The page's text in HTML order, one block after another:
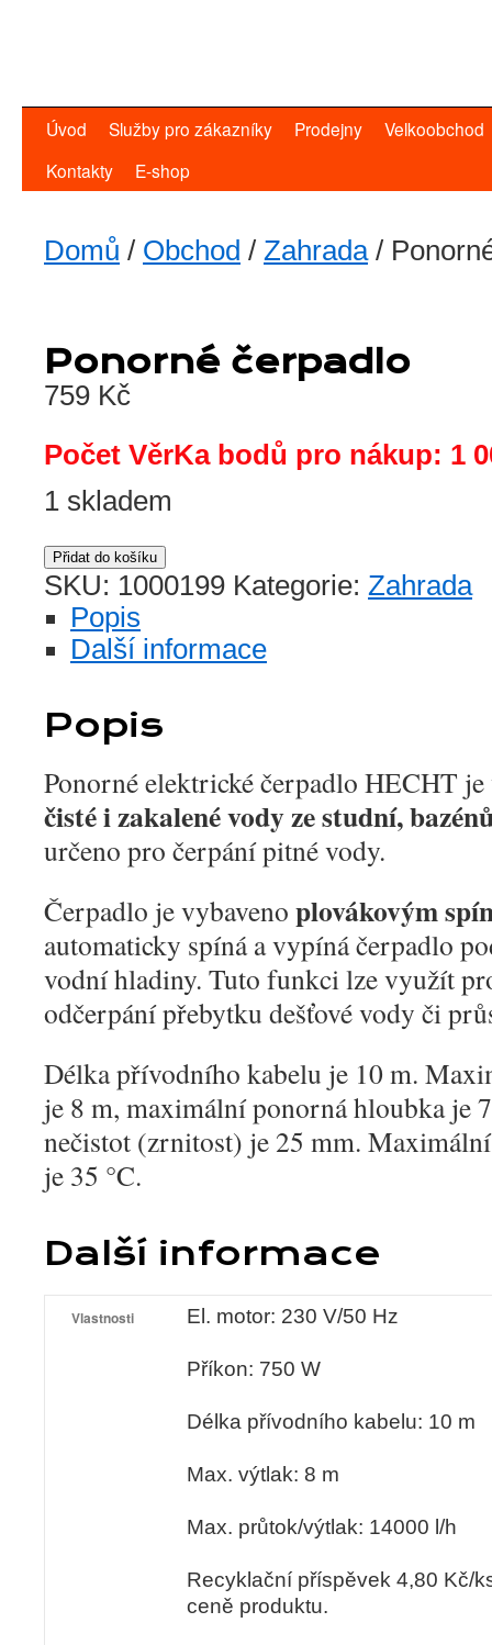
Úvod Služby pro zákazníky Prodejny
Velkoobchod
Kontakty
E-shop
Domů / Obchod / Zahrada/
Ponorné čerpadlo
759 Kč
Počet VěrKa bodů pro nákup: 1
1 skladem
Ponorné
čerpadlo
množství
Přidat do košíku
SKU: 1000199 Kategorie: Zahrada
Popis
Další informace
Popis
Ponorné elektrické čerpadlo HECHT
čisté i zakalené vody ze studní,
určeno pro čerpání pitné vody.
Čerpadlo je vybaveno plovákovým
automaticky spíná a vypíná čerpadlo
vodní hladiny. Tuto funkci lze využít
odčerpání přebytku dešťové vody či
Délka přívodního kabelu je 10 m.
je 8 m, maximální ponorná hloubka je
nečistot (zrnitost) je 25 mm.
je 35 °C.
Další informace
Vlastnosti El. motor: 230 V/50 Hz
Příkon: 750 W
Délka přívodního kabelu: 10 m
Max. výtlak: 8 m
Max. průtok/výtlak: 14000 l/h
Recyklační příspěvek 4,80 Kč/
ceně produktu.